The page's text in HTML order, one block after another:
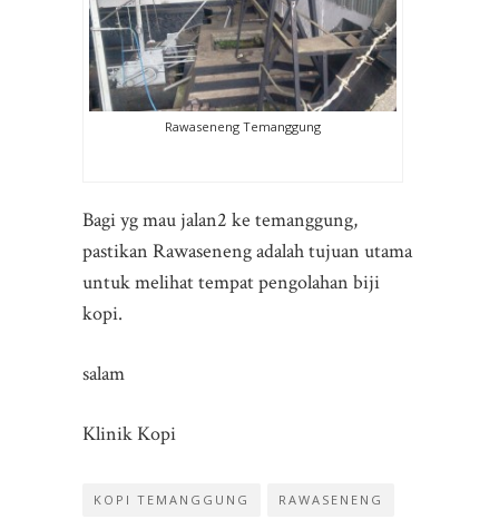
Rawaseneng Temanggung
Bagi yg mau jalan2 ke temanggung,
pastikan Rawaseneng adalah tujuan utama
untuk melihat tempat pengolahan biji
kopi.
salam
Klinik Kopi
KOPI TEMANGGUNG RAWASENENG